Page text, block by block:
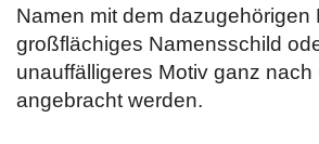
Namen mit dem dazugehörigen
großflächiges Namensschild
unauffälligeres Motiv ganz
angebracht werden.